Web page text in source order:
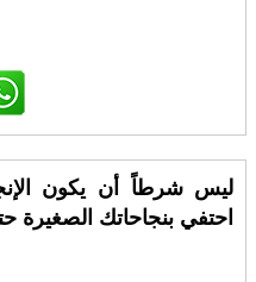
ليس شرطاً أن يكون
احتفي بنجاحاتك